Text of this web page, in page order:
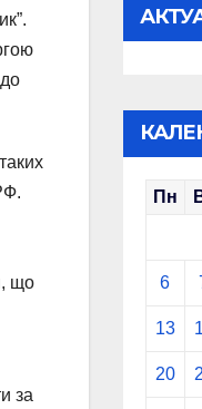
що
за
Пн
6
13
20